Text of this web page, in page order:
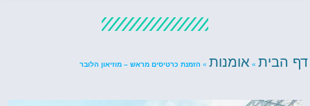
דף הבית » אומנות » הזמנת כרטיסים מראש – מוזיאון הלובר